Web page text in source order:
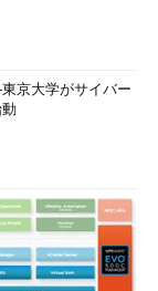
京大学がサイバー